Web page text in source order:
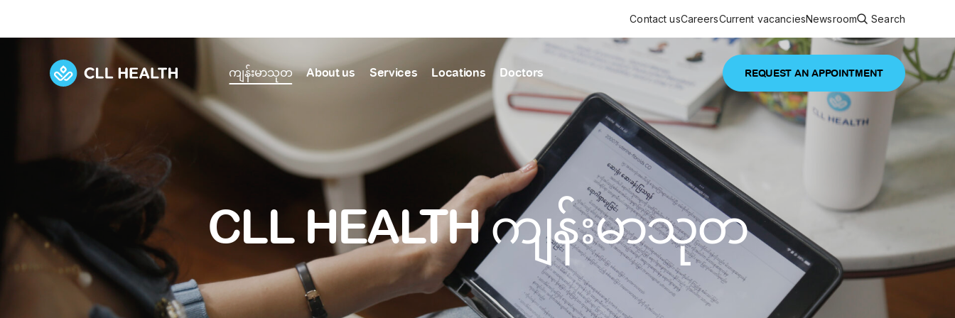
ကျန်းမာသုတ
View all health articles
Emergencies
Diseases and Conditions
Symptoms
Tests and Procedures
Find Health articles by first letter
A B G H I J
Q R S
X Y Z
Or search by keyword
ALL ARTICLES
Featured article
About us
About us
Discover our commitment to transforming healthcare
Our history
Careers
News & Announcements
Services
Explore Services
Comprehensive care for your health and well-being
Primary care Developmental screening
Immunisation Diagnostics
Digestive care Fertility care
Our featured services
Trusted care for every stage of life
Primary care
Comprehensive and continuing health care from prenatal
to elderly stages, coordinating with specialists as
needed
Locations
Our Facilities
Comprehensive care for your health and well-being
Our polyclinics
Quality primary and specialty care near you
Our clinics
Diagnostics and treatment in one place
Our clinics
Dedicated to providing comprehensive interdisciplinary
healthcare services
Shin Saw Pu Clinic
A Top-Tier Primary Care Facility Inaugurated in Yangon for
Local and Expatriate Families
Doctors REQUEST AN APPOINTMENT
Contact usCareersCurrent vacanciesNewsroom Search
CLL HEALTH ကျန်းမာသုတ